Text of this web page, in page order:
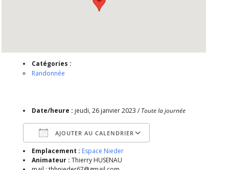
Catégories :
Randonnée
Date/heure : jeudi, 26 janvier 2023 / Toute la journée
AJOUTER AU CALENDRIER
Télécharger ICS
Emplacement : Espace Nieder
Animateur : Thierry HUSENAU